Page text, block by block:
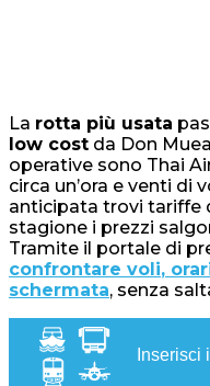
La rotta più usata
low cost da Don
operative sono Thai
circa un’ora e venti di
anticipata trovi tariffe
stagione i prezzi
Tramite il portale di
confrontare voli,
schermata, senza
Inserisci